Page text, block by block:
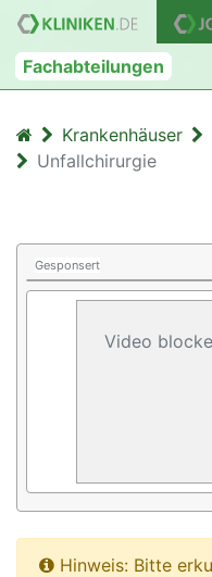
Fachabteilungen
Krankenhäuser
Unfallchirurgie
Gesponsert
Video
Hinweis: Bitte